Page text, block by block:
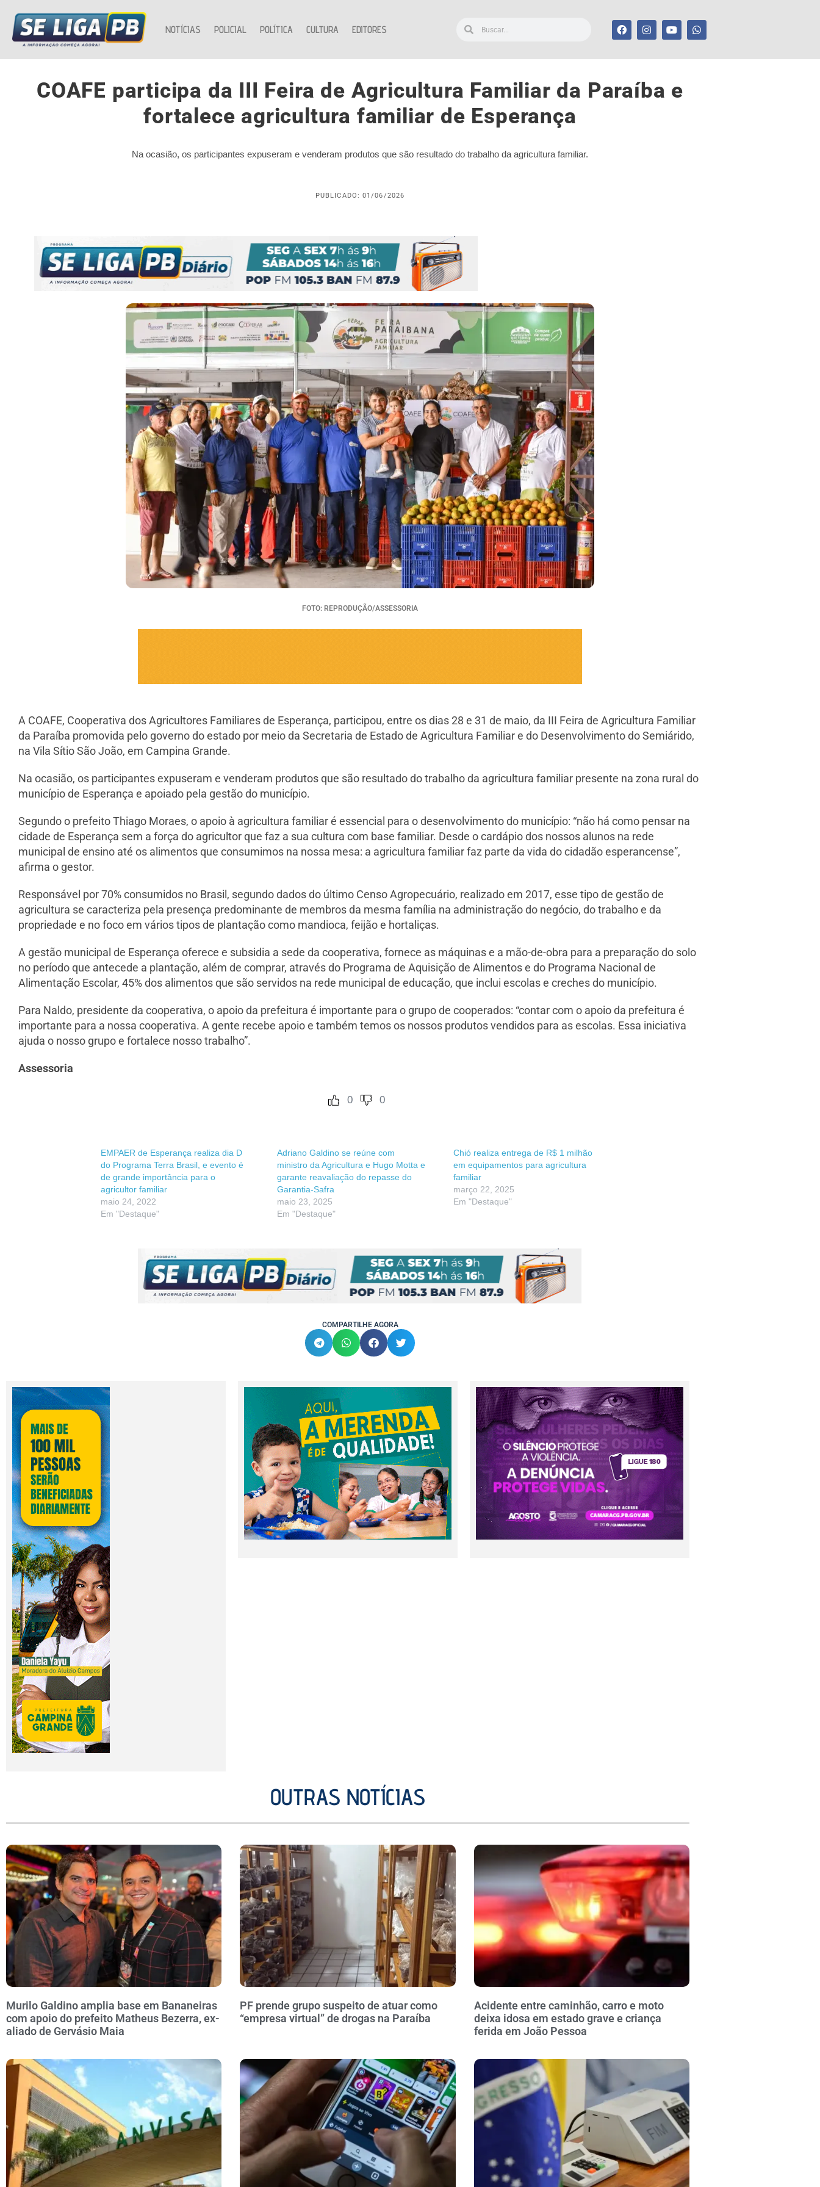
NOTÍCIAS POLICIAL POLÍTICA CULTURA EDITORES
COAFE participa da III Feira de Agricultura Familiar da Paraíba e
fortalece agricultura familiar de Esperança
Na ocasião, os participantes expuseram e venderam produtos que são resultado do trabalho da agricultura familiar.
PUBLICADO: 01/06/2026
FOTO: REPRODUÇÃO/ASSESSORIA
A COAFE, Cooperativa dos Agricultores Familiares de Esperança, participou, entre os dias 28 e 31 de maio, da III Feira de Agricultura Familiar
da Paraíba promovida pelo governo do estado por meio da Secretaria de Estado de Agricultura Familiar e do Desenvolvimento do Semiárido,
na Vila Sítio São João, em Campina Grande.
Na ocasião, os participantes expuseram e venderam produtos que são resultado do trabalho da agricultura familiar presente na zona rural do
município de Esperança e apoiado pela gestão do município.
Segundo o prefeito Thiago Moraes, o apoio à agricultura familiar é essencial para o desenvolvimento do município: “não há como pensar na
cidade de Esperança sem a força do agricultor que faz a sua cultura com base familiar. Desde o cardápio dos nossos alunos na rede
municipal de ensino até os alimentos que consumimos na nossa mesa: a agricultura familiar faz parte da vida do cidadão esperancense”,
afirma o gestor.
Responsável por 70% consumidos no Brasil, segundo dados do último Censo Agropecuário, realizado em 2017, esse tipo de gestão de
agricultura se caracteriza pela presença predominante de membros da mesma família na administração do negócio, do trabalho e da
propriedade e no foco em vários tipos de plantação como mandioca, feijão e hortaliças.
A gestão municipal de Esperança oferece e subsidia a sede da cooperativa, fornece as máquinas e a mão-de-obra para a preparação do solo
no período que antecede a plantação, além de comprar, através do Programa de Aquisição de Alimentos e do Programa Nacional de
Alimentação Escolar, 45% dos alimentos que são servidos na rede municipal de educação, que inclui escolas e creches do município.
Para Naldo, presidente da cooperativa, o apoio da prefeitura é importante para o grupo de cooperados: “contar com o apoio da prefeitura é
importante para a nossa cooperativa. A gente recebe apoio e também temos os nossos produtos vendidos para as escolas. Essa iniciativa
ajuda o nosso grupo e fortalece nosso trabalho”.
Assessoria
0 0
EMPAER de Esperança realiza dia D
do Programa Terra Brasil, e evento é
de grande importância para o
agricultor familiar
maio 24, 2022
Em "Destaque"
Adriano Galdino se reúne com
ministro da Agricultura e Hugo Motta e
garante reavaliação do repasse do
Garantia-Safra
maio 23, 2025
Em "Destaque"
Chió realiza entrega de R$ 1 milhão
em equipamentos para agricultura
familiar
março 22, 2025
Em "Destaque"
COMPARTILHE AGORA
OUTRAS NOTÍCIAS
Murilo Galdino amplia base em Bananeiras
com apoio do prefeito Matheus Bezerra, ex-
aliado de Gervásio Maia
PF prende grupo suspeito de atuar como
“empresa virtual” de drogas na Paraíba
Acidente entre caminhão, carro e moto
deixa idosa em estado grave e criança
ferida em João Pessoa